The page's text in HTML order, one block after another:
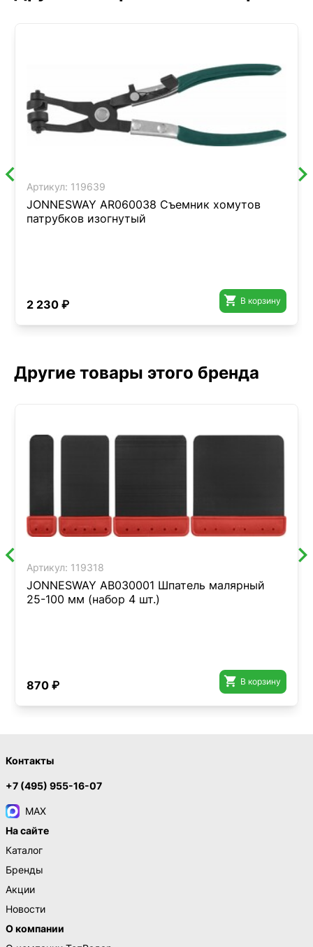
Артикул: 119639
JONNESWAY AR060038 Съемник хомутов
патрубков изогнутый
2 230 ₽  В корзину
Другие товары этого бренда
Артикул: 119318
JONNESWAY AB030001 Шпатель малярный
25-100 мм (набор 4 шт.)
870 ₽  В корзину
Контакты
+7 (495) 955-16-07
MAX
На сайте
Каталог
Бренды
Акции
Новости
О компании